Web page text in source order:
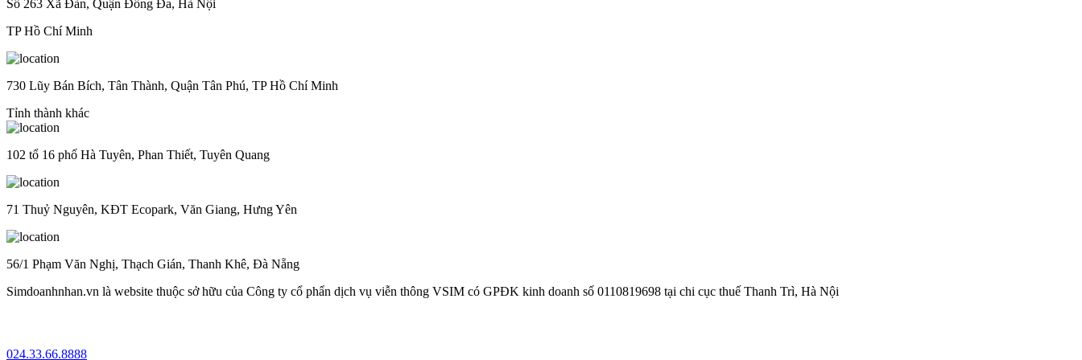
Số 263 Xã Đàn, Quận Đống Đa, Hà Nội
TP Hồ Chí Minh
730 Lũy Bán Bích, Tân Thành, Quận Tân Phú, TP Hồ Chí Minh
Tỉnh thành khác
102 tổ 16 phố Hà Tuyên, Phan Thiết, Tuyên Quang
71 Thuỷ Nguyên, KĐT Ecopark, Văn Giang, Hưng Yên
56/1 Phạm Văn Nghị, Thạch Gián, Thanh Khê, Đà Nẵng
Simdoanhnhan.vn là website thuộc sở hữu của Công ty cổ phẩn dịch vụ viễn thông VSIM có GPĐK kinh doanh số 0110819698 tại chi cục thuế Thanh Trì, Hà Nội
024.33.66.8888